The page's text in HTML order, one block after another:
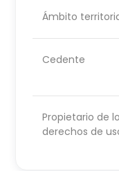
Ámbito
Cedente
Propietario de
derechos de